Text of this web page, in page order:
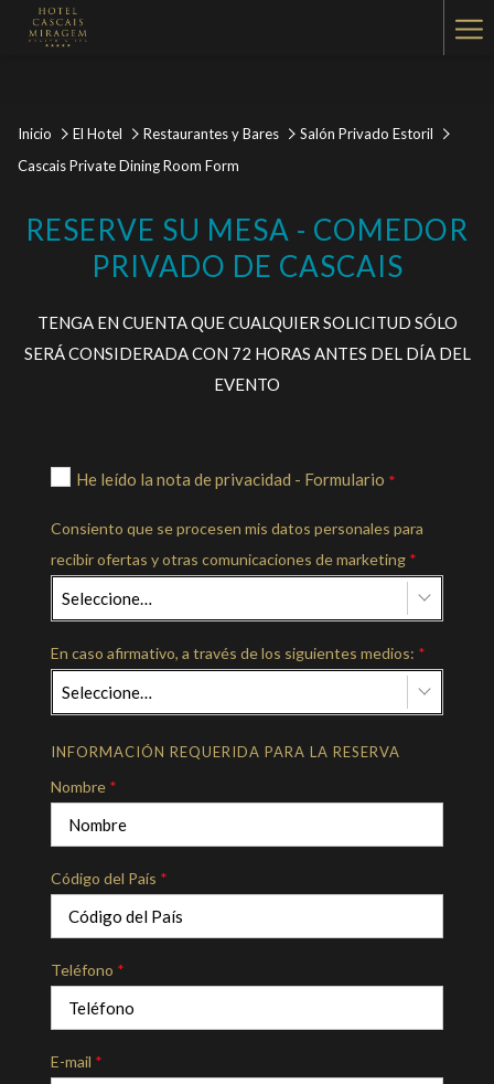
Inicio El Hotel Restaurantes y Bares
Salón Privado Estoril
Cascais Private Dining Room Form
RESERVE SU MESA - COMEDOR
PRIVADO DE CASCAIS
TENGA EN CUENTA QUE CUALQUIER SOLICITUD SÓLO
SERÁ CONSIDERADA CON 72 HORAS ANTES DEL DÍA DEL
EVENTO
He leído la nota de privacidad - Formulario *
Consiento que se procesen mis datos personales para
recibir ofertas y otras comunicaciones de marketing *
Seleccione…
En caso afirmativo, a través de los siguientes medios: *
Seleccione…
INFORMACIÓN REQUERIDA PARA LA RESERVA
Nombre *
Código del País *
Teléfono *
E-mail *